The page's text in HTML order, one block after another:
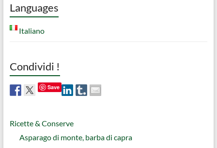
Languages
Italiano
Condividi !
Save
Ricette & Conserve
Asparago di monte, barba di capra